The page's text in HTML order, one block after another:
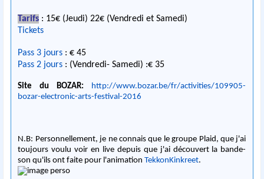
Tarifs : 15€ (Jeudi) 22€ (Vendredi et Samedi)
Tickets
Pass 3 jours : € 45
Pass 2 jours : (Vendredi- Samedi) :€ 35
Site du BOZAR:
http://www.bozar.be/fr/activities/109905-
bozar-electronic-arts-festival-2016
N.B: Personnellement, je ne connais que le groupe Plaid, que j'ai
toujours voulu voir en live depuis que j'ai découvert la bande-
son qu'ils ont faite pour l'animationTekkonKinkreet.